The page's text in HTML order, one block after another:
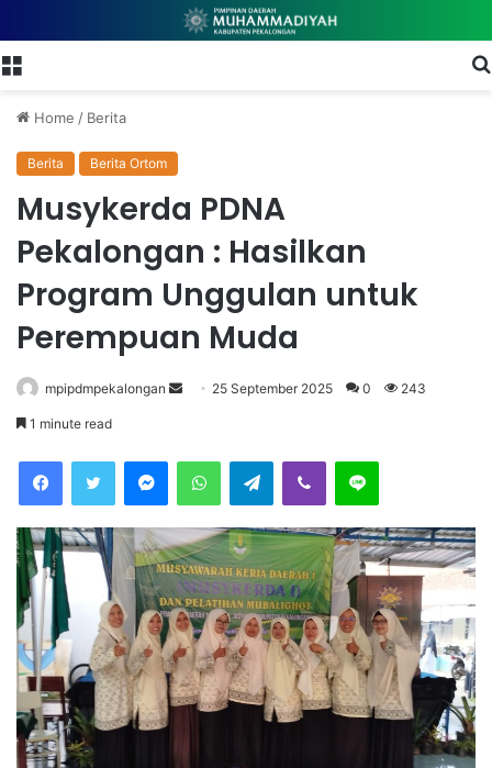
Home / Berita
Berita Berita Ortom
Musykerda PDNA
Pekalongan : Hasilkan
Program Unggulan untuk
Perempuan Muda
mpipdmpekalongan
e
m
a
i
l
25 September 2025 0 243
1 minute read
Telegram